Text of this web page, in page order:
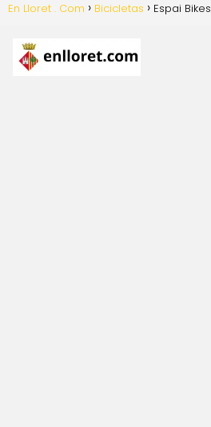
En Lloret . Com Bicicletas Espai Bikes